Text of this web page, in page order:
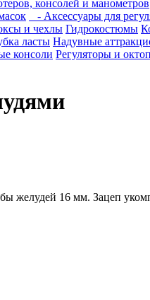
консолей и манометров
- Аксессуары для
и чехлы Гидрокостюмы
ласты Надувные
консоли Регуляторы и
желудей 16 мм. Зацеп